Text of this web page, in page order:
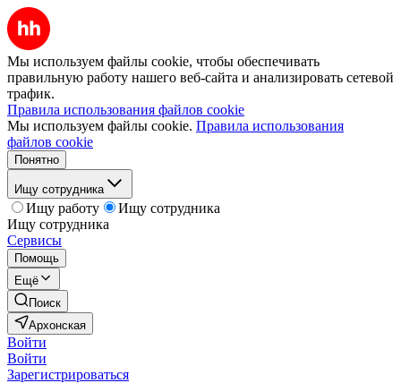
Мы используем файлы cookie, чтобы обеспечивать
правильную работу нашего веб-сайта и анализировать сетевой
трафик.
Правила использования файлов cookie
Мы используем файлы cookie. Правила использования
файлов cookie
Понятно
Ищу сотрудника
Ищу работу
Ищу сотрудника
Ищу сотрудника
Сервисы
Помощь
Ещё
Поиск
Архонская
Войти
Войти
Зарегистрироваться